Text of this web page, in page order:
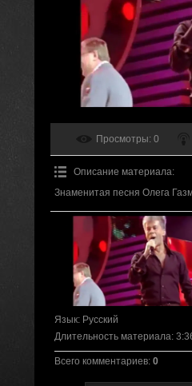
Просмотры: 0
Описание материала:
Знаменитая песня Олега
Язык: Русский
Длительность материала:
Всего комментариев: 0